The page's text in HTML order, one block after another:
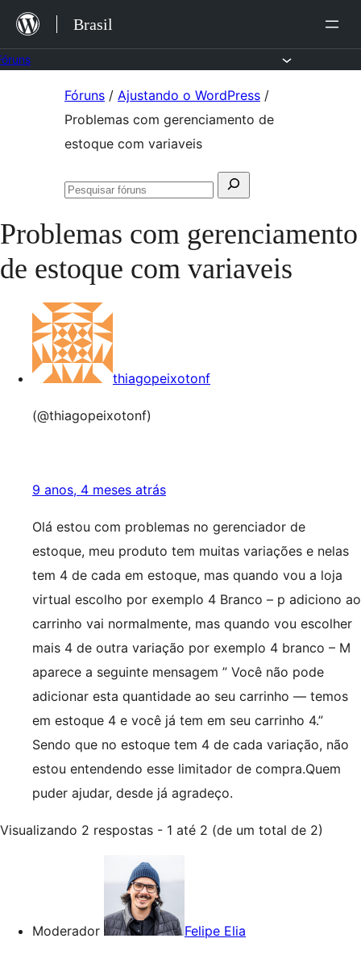
para
o
Brasil
Fóruns / Ajustando o WordPress /
Problemas com gerenciamento de
estoque com variaveis
Pesquisar
Pesquisar
Problemas com gerenciamento
de estoque com variaveis
thiagopeixotonf
(@thiagopeixotonf)
9 anos, 4 meses atrás
Olá estou com problemas no gerenciador de
estoque, meu produto tem muitas variações e nelas
tem 4 de cada em estoque, mas quando vou a loja
virtual escolho por exemplo 4 Branco – p adiciono ao
carrinho vai normalmente, mas quando vou escolher
mais 4 de outra variação por exemplo 4 branco – M
aparece a seguinte mensagem ” Você não pode
adicionar esta quantidade ao seu carrinho — temos
em estoque 4 e você já tem em seu carrinho 4.”
Sendo que no estoque tem 4 de cada variação, não
estou entendendo esse limitador de compra.Quem
puder ajudar, desde já agradeço.
Visualizando 2 respostas - 1 até 2 (de um total de 2)
Moderador Felipe Elia